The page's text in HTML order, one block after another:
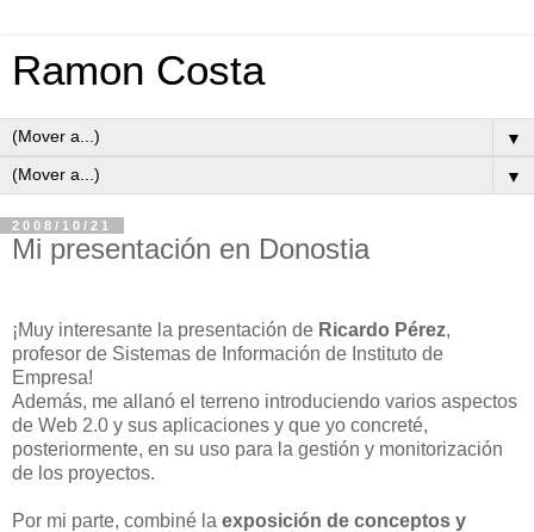
Ramon Costa
▼
▼
2008/10/21
Mi presentación en Donostia
¡Muy interesante la presentación de Ricardo Pérez,
profesor de Sistemas de Información de Instituto de
Empresa!
Además, me allanó el terreno introduciendo varios aspectos
de Web 2.0 y sus aplicaciones y que yo concreté,
posteriormente, en su uso para la gestión y monitorización
de los proyectos.
Por mi parte, combiné la exposición de conceptos y